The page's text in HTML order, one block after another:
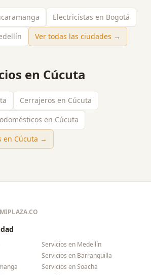
Electricistas en Bogotá
Ver todas las ciudades →
en Cúcuta
Cerrajeros en Cúcuta
en Cúcuta
en Cúcuta →
Servicios en Medellín
Servicios en Barranquilla
Servicios enSoacha